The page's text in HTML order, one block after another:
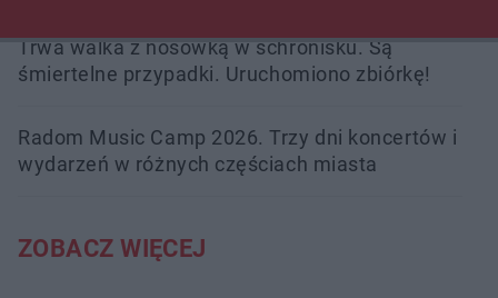
Trwa walka z nosówką w schronisku. Są
śmiertelne przypadki. Uruchomiono zbiórkę!
Radom Music Camp 2026. Trzy dni koncertów i
wydarzeń w różnych częściach miasta
ZOBACZ WIĘCEJ